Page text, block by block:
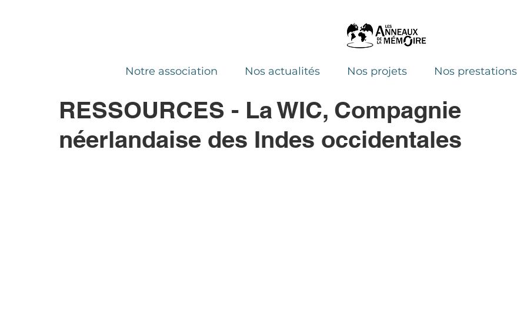
Notre association Nos actualités Nos projets Nos prestations
RESSOURCES - La WIC, Compagnie
néerlandaise des Indes occidentales